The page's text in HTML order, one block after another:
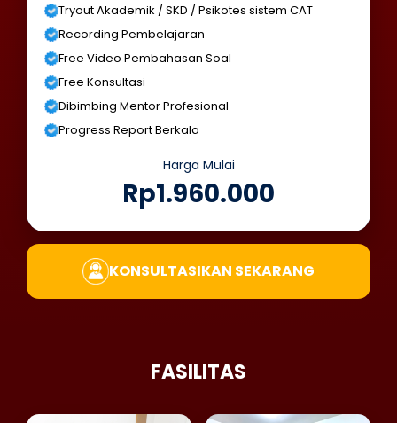
Tryout Akademik / SKD / Psikotes sistem CAT
Recording Pembelajaran
Free Video Pembahasan Soal
Free Konsultasi
Dibimbing Mentor Profesional
Progress Report Berkala
Harga Mulai
Rp1.960.000
KONSULTASIKAN SEKARANG
FASILITAS